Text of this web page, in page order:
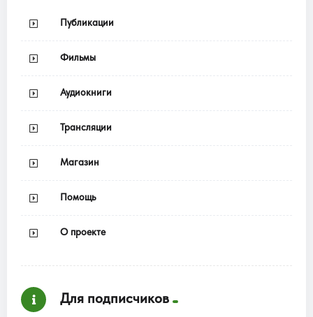
Публикации
Фильмы
Аудиокниги
Трансляции
Магазин
Помощь
О проекте
Для подписчиков